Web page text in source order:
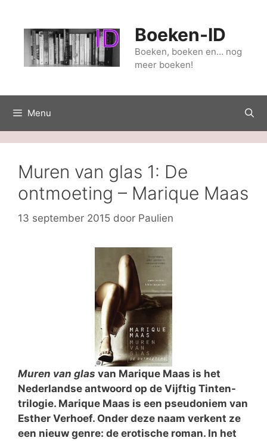
inhoud
Boeken-ID
Boeken, boeken en… nog
meer boeken!
Menu
Muren van glas 1: De
ontmoeting – Marique Maas
13 september 2015 door Paulien
Muren van glas van Marique Maas is het
Nederlandse antwoord op de Vijftig Tinten-
trilogie. Marique Maas is een pseudoniem van
Esther Verhoef. Onder deze naam verkent ze
een nieuw genre: de erotische roman. In het